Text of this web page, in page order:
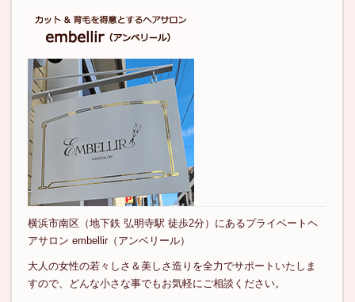
横浜市南区（地下鉄 弘明寺駅 徒歩2分）にあるプライベートヘ
アサロン embellir（アンベリール）
大人の女性の若々しさ＆美しさ造りを全力でサポートいたしま
すので、どんな小さな事でもお気軽にご相談ください。